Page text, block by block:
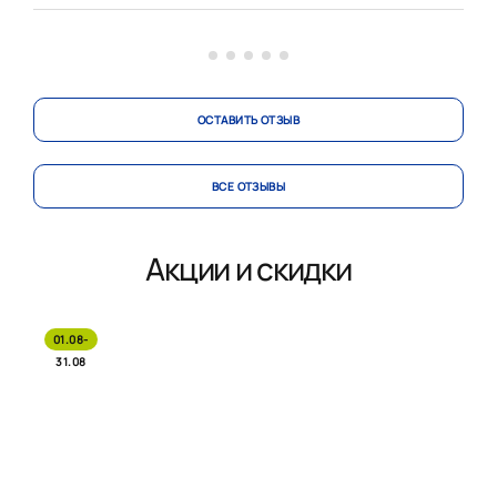
области! Будем рекомендовать родны...
ОСТАВИТЬ ОТЗЫВ
ВСЕ ОТЗЫВЫ
Акции и скидки
01.08-
31.08